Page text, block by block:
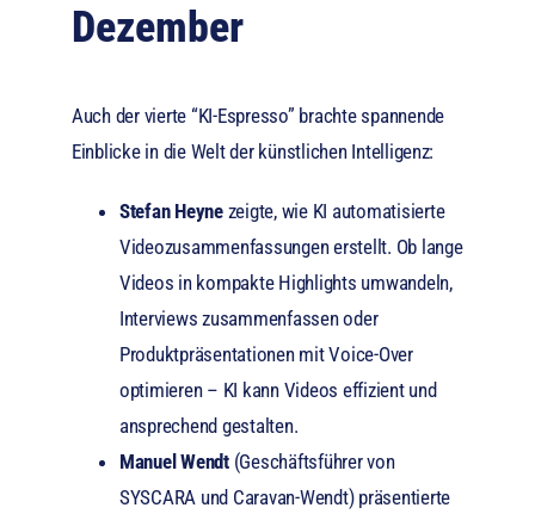
Dezember
Auch der vierte “KI-Espresso” brachte spannende
Einblicke in die Welt der künstlichen Intelligenz:
Stefan Heynezeigte, wie KI automatisierte
Videozusammenfassungen erstellt. Ob lange
Videos in kompakte Highlights umwandeln,
Interviews zusammenfassen oder
Produktpräsentationen mit Voice-Over
optimieren – KI kann Videos effizient und
ansprechend gestalten.
Manuel Wendt(Geschäftsführer von
SYSCARA und Caravan-Wendt) präsentierte